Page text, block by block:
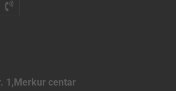
1,Merkur centar